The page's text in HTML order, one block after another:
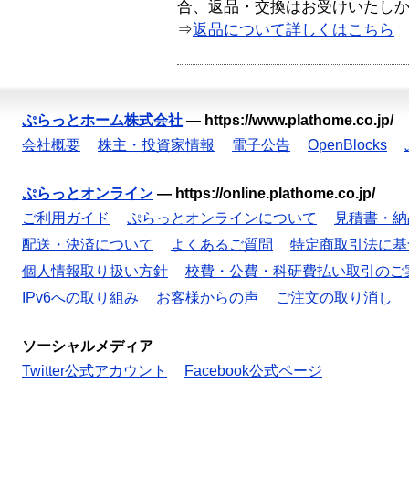
合、返品・交換はお受けいたし
⇒返品について詳しくはこちら
ぷらっとホーム株式会社 — https://www.plathome.co.jp/
会社概要
株主・投資家情報 電子公告 OpenBlocks
ぷらっとオンライン — https://online.plathome.co.jp/
ご利用ガイド
ぷらっとオンラインについて
見積書・
配送・決済について
よくあるご質問
特定商取引法に
個人情報取り扱い方針
校費・公費・科研費払い取引のご
IPv6への取り組み
お客様からの声 ご注文の取り消し
ソーシャルメディア
Twitter公式アカウント
Facebook公式ページ